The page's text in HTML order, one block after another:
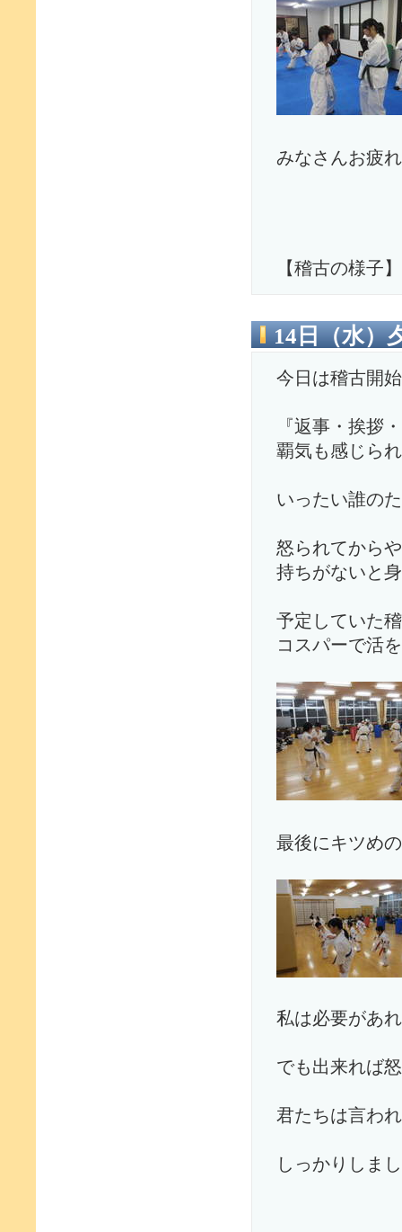
みなさんお疲
【稽古の様子】
14日（水）
今日は稽古開
『返事・挨拶
覇気も感じら
いったい誰の
怒られてから
持ちがないと
予定していた
コスパーで活
最後にキツめ
私は必要があ
でも出来れば
君たちは言わ
しっかりしま